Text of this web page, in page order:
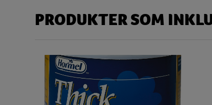
PRODUKTER SOM